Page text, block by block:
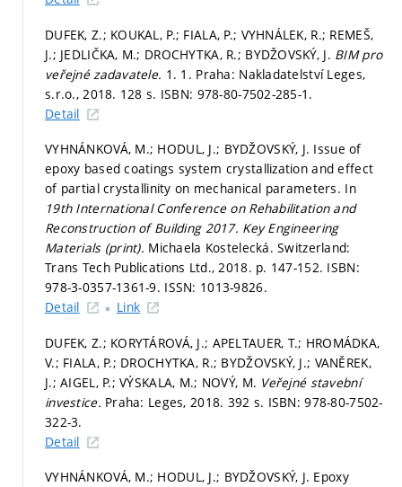
DUFEK, Z.; KOUKAL, P.; FIALA, P.; VYHNÁLEK, R.; REMEŠ,
J.; JEDLIČKA, M.; DROCHYTKA, R.; BYDŽOVSKÝ, J. BIM pro
veřejné zadavatele. 1. 1. Praha: Nakladatelství Leges,
s.r.o., 2018. 128 s. ISBN: 978-80-7502-285-1.
Detail
VYHNÁNKOVÁ, M.; HODUL, J.; BYDŽOVSKÝ, J. Issue of
epoxy based coatings system crystallization and effect
of partial crystallinity on mechanical parameters. In
19th International Conference on Rehabilitation and
Reconstruction of Building 2017. Key Engineering
Materials (print). Michaela Kostelecká. Switzerland:
Trans Tech Publications Ltd., 2018. p. 147-152. ISBN:
978-3-0357-1361-9. ISSN: 1013-9826.
Detail
Link
DUFEK, Z.; KORYTÁROVÁ, J.; APELTAUER, T.; HROMÁDKA,
V.; FIALA, P.; DROCHYTKA, R.; BYDŽOVSKÝ, J.; VANĚREK,
J.; AIGEL, P.; VÝSKALA, M.; NOVÝ, M. Veřejné stavební
investice. Praha: Leges, 2018. 392 s. ISBN: 978-80-7502-
322-3.
Detail
VYHNÁNKOVÁ, M.; HODUL, J.; BYDŽOVSKÝ, J. Epoxy